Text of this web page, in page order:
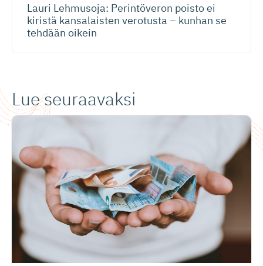
Lauri Lehmusoja: Perintöveron poisto ei
kiristä kansalaisten verotusta – kunhan se
tehdään oikein
Lue seuraavaksi